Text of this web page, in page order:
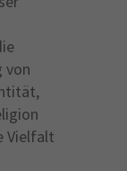
von
Vielfalt